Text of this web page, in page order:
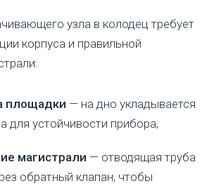
узла в колодец требует
корпуса и правильной
площадки — на дно укладывается
для устойчивости прибора;
магистрали — отводящая труба
обратный клапан, чтобы